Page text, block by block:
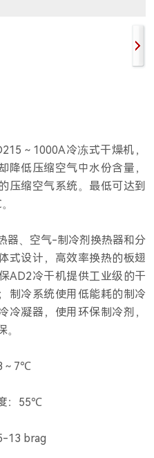
～1000A冷冻式干燥机，
降低压缩空气中水份含量，
压缩空气系统。最低可达到
器、空气-制冷剂换热器和分
式设计，高效率换热的板翅
AD2冷干机提供工业级的干
制冷系统使用低能耗的制冷
冷凝器，使用环保制冷剂，
。
～7℃
：55℃
13 brag